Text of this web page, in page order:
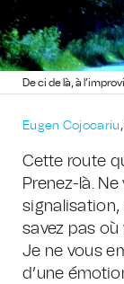
De ci de là, à
Eugen Cojocariu
Cette route
Prenez-là.
signalisation,
savez pas où
Je ne vous
d’une